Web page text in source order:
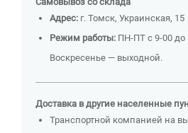
Адрес: г. Томск, Украинская, 15
Режим работы: ПН-ПТ с 9-00 до
Воскресенье — выходной.
Доставка в другие населенные
Транспортной компанией на